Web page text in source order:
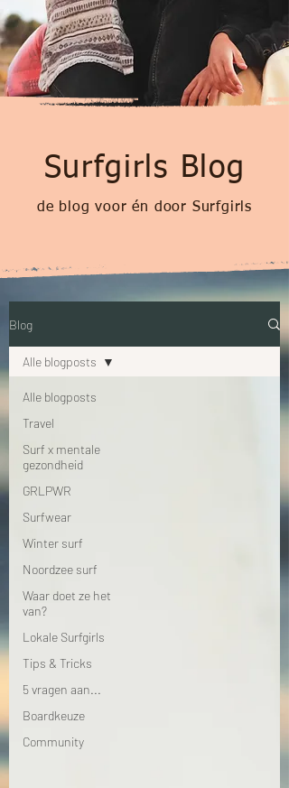
Surfgirls Blog
de blog voor én door Surfgirls
Blog
Alle blogposts
Travel
Surf x mentale
gezondheid
GRLPWR
Surfwear
Winter surf
Noordzee surf
Waar doet ze het
van?
Lokale Surfgirls
Tips & Tricks
5 vragen aan...
Boardkeuze
Community
Alle blogposts